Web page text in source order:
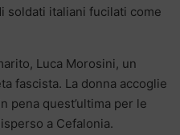
soldati italiani fucilati come
Luca Morosini, un
fascista. La donna accoglie
pena quest’ultima per le
a Cefalonia.